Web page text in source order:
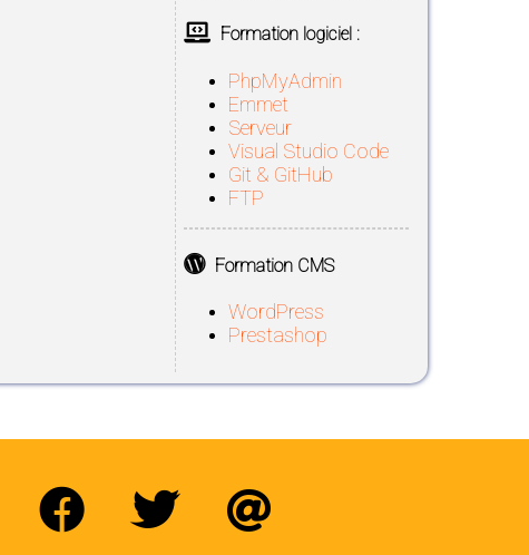
Formation logiciel :
PhpMyAdmin
Emmet
Serveur
Visual Studio Code
Git & GitHub
FTP
Formation CMS
WordPress
Prestashop